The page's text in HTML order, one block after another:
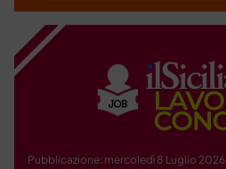
Pubblicazione: mercoledì 8 Luglio 2026